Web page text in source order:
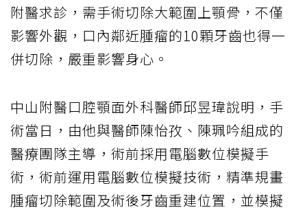
附醫求診，需手術切除大範圍上顎骨，不僅
影響外觀，口內鄰近腫瘤的10顆牙齒也得一
併切除，嚴重影響身心。
中山附醫口腔顎面外科醫師邱昱瑋說明，手
術當日，由他與醫師陳怡孜、陳珮吟組成的
醫療團隊主導，術前採用電腦數位模擬手
術，術前運用電腦數位模擬技術，精準規畫
腫瘤切除範圍及術後牙齒重建位置，並模擬